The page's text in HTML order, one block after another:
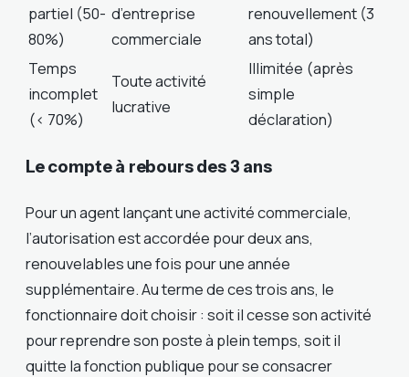
partiel (50-
80%)
d’entreprise
commerciale
renouvellement (3
ans total)
Temps
incomplet
(< 70%)
Toute activité
lucrative
Illimitée (après
simple
déclaration)
Le compte à rebours des 3 ans
Pour un agent lançant une activité commerciale,
l’autorisation est accordée pour deux ans,
renouvelables une fois pour une année
supplémentaire. Au terme de ces trois ans, le
fonctionnaire doit choisir : soit il cesse son activité
pour reprendre son poste à plein temps, soit il
quitte la fonction publique pour se consacrer